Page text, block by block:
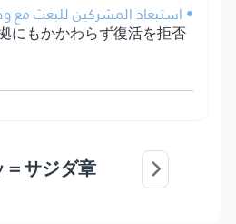
• استبعاد المشركين للبعث مع
にもかかわらず復活を拒否
サジダ章